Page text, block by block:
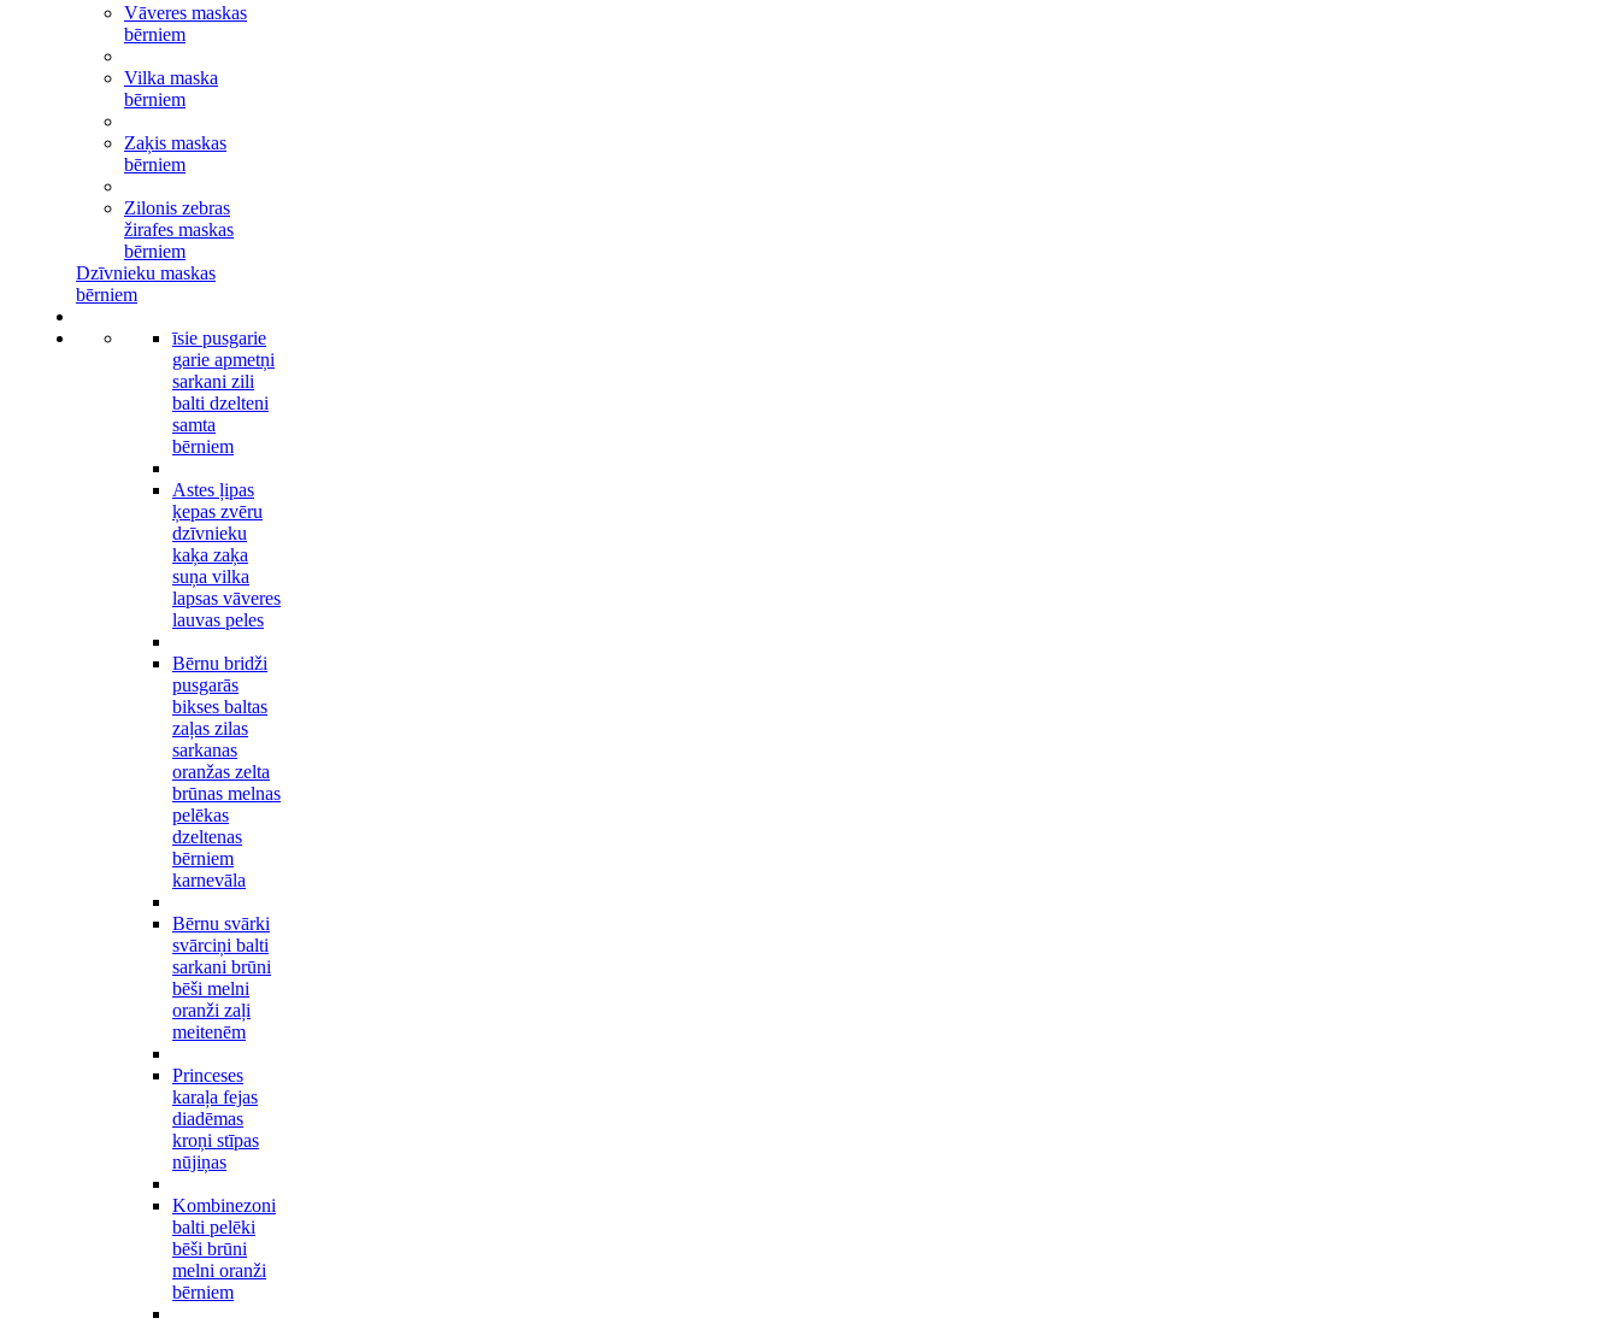
Vāveres maskas
bērniem
Vilka maska
bērniem
Zaķis maskas
bērniem
Zilonis zebras
žirafes maskas
bērniem
Dzīvnieku maskas
bērniem
īsie pusgarie
garie apmetņi
sarkani zili
balti dzelteni
samta
bērniem
Astes ļipas
ķepas zvēru
dzīvnieku
kaķa zaķa
suņa vilka
lapsas vāveres
lauvas peles
Bērnu bridži
pusgarās
bikses baltas
zaļas zilas
sarkanas
oranžas zelta
brūnas melnas
pelēkas
dzeltenas
bērniem
karnevāla
Bērnu svārki
svārciņi balti
sarkani brūni
bēši melni
oranži zaļi
meitenēm
Princeses
karaļa fejas
diadēmas
kroņi stīpas
nūjiņas
Kombinezoni
balti pelēki
bēši brūni
melni oranži
bērniem